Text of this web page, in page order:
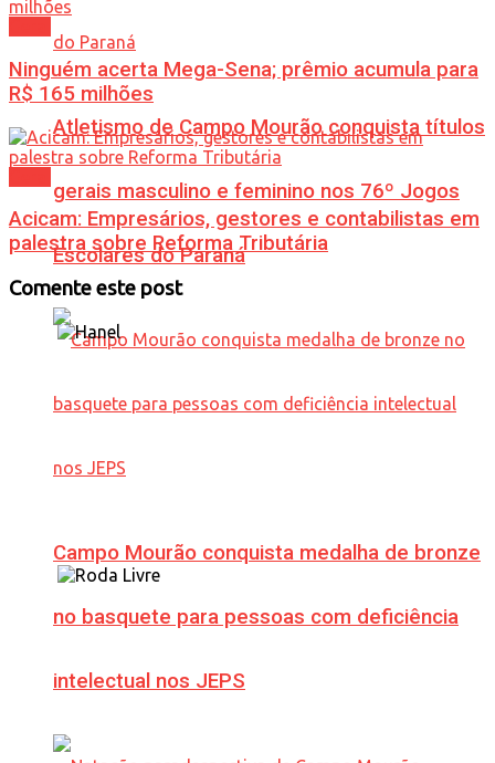
Atletismo de Campo Mourão conquista títulos
gerais masculino e feminino nos 76º Jogos
Escolares do Paraná
Campo Mourão conquista medalha de bronze
no basquete para pessoas com deficiência
intelectual nos JEPS
Ninguém acerta Mega-Sena; prêmio acumula para
R$ 165 milhões
Acicam: Empresários, gestores e contabilistas em
palestra sobre Reforma Tributária
Comente este post